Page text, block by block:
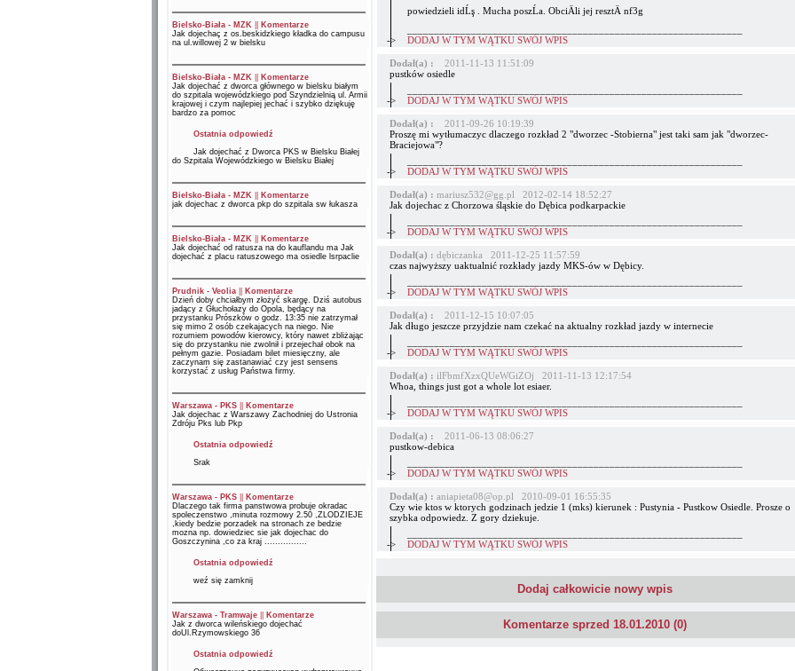
Bielsko-Biała - MZK||
Komentarze
Jak dojechaç z os.beskidzkiego kładka do campusu
na ul.willowej 2 w bielsku
Bielsko-Biała - MZK||
Komentarze
Jak dojechać z dworca głównego w bielsku białym
do szpitala wojewódzkiego pod Szyndzielnią ul. Armii
krajowej i czym najlepiej jechać i szybko dziękuję
bardzo za pomoc
Ostatnia odpowiedź
Jak dojechać z Dworca PKS w Bielsku Białej
do Szpitala Wojewódzkiego w Bielsku Białej
Bielsko-Biała - MZK||
Komentarze
jak dojechac z dworca pkp do szpitala sw łukasza
Bielsko-Biała - MZK||
Komentarze
Jak dojechać od ratusza na do kauflandu ma Jak
dojechać z placu ratuszowego ma osiedle lsrpaclie
Prudnik - Veolia||
Komentarze
Dzień doby chciałbym złożyć skargę. Dziś autobus
jadący z Głuchołazy do Opola, będący na
przystanku Prószków o godz. 13:35 nie zatrzymał
się mimo 2 osób czekajacych na niego. Nie
rozumiem powodów kierowcy, który nawet zbliżając
się do przystanku nie zwolnił i przejechał obok na
pełnym gazie. Posiadam bilet miesięczny, ale
zaczynam się zastanawiać czy jest sensens
korzystać z usług Państwa firmy.
Warszawa - PKS||
Komentarze
Jak dojechac z Warszawy Zachodniej do Ustronia
Zdróju Pks lub Pkp
Ostatnia odpowiedź
Srak
Warszawa - PKS||
Komentarze
Dlaczego tak firma panstwowa probuje okradac
spoleczenstwo ,minuta rozmowy 2.50 ,ZLODZIEJE
,kiedy bedzie porzadek na stronach ze bedzie
mozna np. dowiedziec sie jak dojechac do
Goszczynina ,co za kraj ................
Ostatnia odpowiedź
weź się zamknij
Warszawa - Tramwaje||
Komentarze
Jak z dworca wileńskiego dojechać
doUl.Rzymowskiego 36
Ostatnia odpowiedź
powiedzieli idĹş . Mucha poszĹa. ObciÄli jej resztÄ nf3g
->
DODAJ W TYM WĄTKU SWÓJ WPIS
Dodał(a) :
2011-11-13 11:51:09
pustków osiedle
->
DODAJ W TYM WĄTKU SWÓJ WPIS
Dodał(a) :
2011-09-26 10:19:39
Proszę mi wytłumaczyc dlaczego rozkład 2 "dworzec -Stobierna" jest taki sam jak "dworzec-
Braciejowa"?
->
DODAJ W TYM WĄTKU SWÓJ WPIS
Dodał(a) : mariusz532@gg.pl 2012-02-14 18:52:27
Jak dojechac z Chorzowa śląskie do Dębica podkarpackie
->
DODAJ W TYM WĄTKU SWÓJ WPIS
Dodał(a) : dębiczanka 2011-12-25 11:57:59
czas najwyższy uaktualnić rozkłady jazdy MKS-ów w Dębicy.
->
DODAJ W TYM WĄTKU SWÓJ WPIS
Dodał(a) :
2011-12-15 10:07:05
Jak długo jeszcze przyjdzie nam czekać na aktualny rozkład jazdy w internecie
->
DODAJ W TYM WĄTKU SWÓJ WPIS
Dodał(a) : ilFbmfXzxQUeWGiZOj 2011-11-13 12:17:54
Whoa, things just got a whole lot esiaer.
->
DODAJ W TYM WĄTKU SWÓJ WPIS
Dodał(a) :
2011-06-13 08:06:27
pustkow-debica
->
DODAJ W TYM WĄTKU SWÓJ WPIS
Dodał(a) : aniapieta08@op.pl 2010-09-01 16:55:35
Czy wie ktos w ktorych godzinach jedzie 1 (mks) kierunek : Pustynia - Pustkow Osiedle. Prosze o
szybka odpowiedz. Z gory dziekuje.
->
DODAJ W TYM WĄTKU SWÓJ WPIS
Dodaj całkowicie nowy wpis
Komentarze sprzed 18.01.2010 (0)